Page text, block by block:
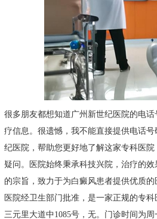
很多朋友都想知道广州新世纪医院的电
疗信息。很遗憾，我不能直接提供电话
纪医院，帮助您更好地了解这家专科医
疑问。医院始终秉承科技兴院，治疗的
的宗旨，致力于为白癜风患者提供优质
医院经卫生部门批准，是一家正规的专
三元里大道中1085号，无。门诊时间为